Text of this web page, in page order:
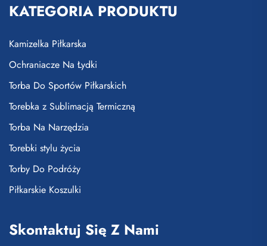
KATEGORIA PRODUKTU
Kamizelka Piłkarska
Ochraniacze Na Łydki
Torba Do Sportów Piłkarskich
Torebka z Sublimacją Termiczną
Torba Na Narzędzia
Torebki stylu życia
Torby Do Podróży
Piłkarskie Koszulki
Skontaktuj Się Z Nami